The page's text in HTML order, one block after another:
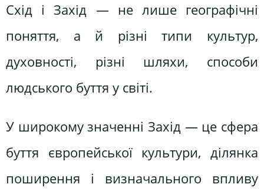
Схід і Захід — не лише географічні
поняття, а й різні типи культур,
духовності, різні шляхи, способи
людського буття у світі.
У широкому значенні Захід — це сфера
буття європейської культури, ділянка
поширення і визначального впливу